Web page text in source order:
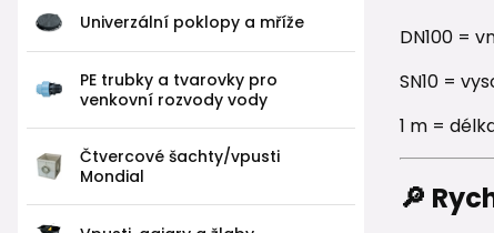
Univerzální poklopy a mříže
PE trubky a tvarovky pro
venkovní rozvody vody
Čtvercové šachty/vpusti
Mondial
DN100 =
SN10 =
1 m =
🔎